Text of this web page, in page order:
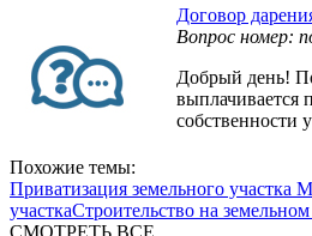
Договор
Вопрос номер:
Добрый день!
выплачивается
собственности
Похожие темы:
Приватизация земельного участка
участкаСтроительство на земельном
СМОТРЕТЬ ВСЕ